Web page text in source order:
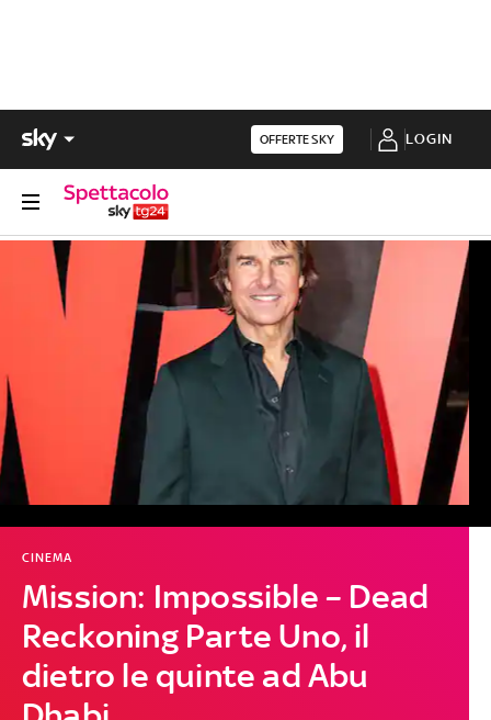
OFFERTE SKY LOGIN
Mission: Impossible – Dead
Reckoning Parte Uno, il
dietro le quinte ad Abu
CINEMA